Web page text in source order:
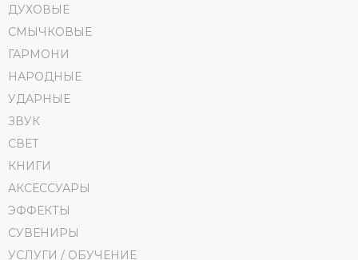
ДУХОВЫЕ
СМЫЧКОВЫЕ
ГАРМОНИ
НАРОДНЫЕ
УДАРНЫЕ
ЗВУК
СВЕТ
КНИГИ
АКСЕССУАРЫ
ЭФФЕКТЫ
СУВЕНИРЫ
УСЛУГИ / ОБУЧЕНИЕ